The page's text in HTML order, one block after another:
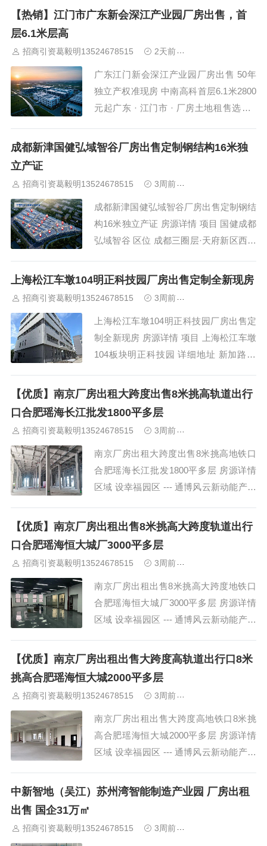
德进化礼6、产服大礼包7、优企参访礼
【热销】江门市广东新会深江产业园厂房出售，首
层6.1米层高
招商引资葛毅明13524678515 2天前
广东江门新会深江产业园厂房出售 50年
独立产权准现房 中南高科首层6.1米2800
元起广东 · 江门市 · 厂房土地租售选址 ·
高科·融智创美产业谷（深江产业园）近
成都新津国健弘域智谷厂房出售定制钢结构16米独
立产证
招商引资葛毅明13524678515 3周前
成都新津国健弘域智谷厂房出售定制钢结
构16米独立产证 房源详情 项目 国健成都
弘域智谷 区位 成都三圈层·天府新区西翼
上海松江车墩104明正科技园厂房出售定制全新现房
招商引资葛毅明13524678515 3周前
上海松江车墩104明正科技园厂房出售定
制全新现房 房源详情 项目 上海松江车墩
104板块明正科技园 详细地址 新加路98
【优质】南京厂房出租大跨度出售8米挑高轨道出行
口合肥瑶海长江批发1800平多层
招商引资葛毅明13524678515 3周前
南京厂房出租大跨度出售8米挑高地铁口
合肥瑶海长江批发1800平多层 房源详情
区域 设幸福园区 --- 通博风云新动能产业
地铁2号线东沿线护城路站口；2、荣...
【优质】南京厂房出租出售8米挑高大跨度轨道出行
口合肥瑶海恒大城厂3000平多层
招商引资葛毅明13524678515 3周前
南京厂房出租出售8米挑高大跨度地铁口
合肥瑶海恒大城厂3000平多层 房源详情
区域 设幸福园区 --- 通博风云新动能产业
地铁2号线东沿线护城路站口；2、荣...
【优质】南京厂房出租出售大跨度高轨道出行口8米
挑高合肥瑶海恒大城2000平多层
招商引资葛毅明13524678515 3周前
南京厂房出租出售大跨度高地铁口8米挑
高合肥瑶海恒大城2000平多层 房源详情
区域 设幸福园区 --- 通博风云新动能产业
地铁2号线东沿线护城路站口；2、荣...
中新智地（吴江）苏州湾智能制造产业园 厂房出租
出售 国企31万㎡
招商引资葛毅明13524678515 3周前